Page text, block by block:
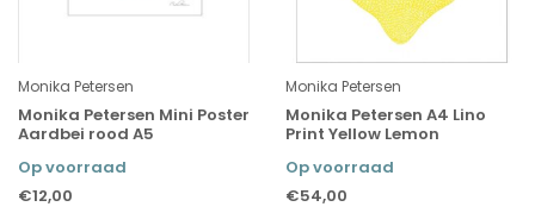
Monika Petersen
Monika Petersen Mini Poster
Aardbei rood A5
Op voorraad
€12,00
Monika Petersen
Monika Petersen A4 Lino
Print Yellow Lemon
Op voorraad
€54,00